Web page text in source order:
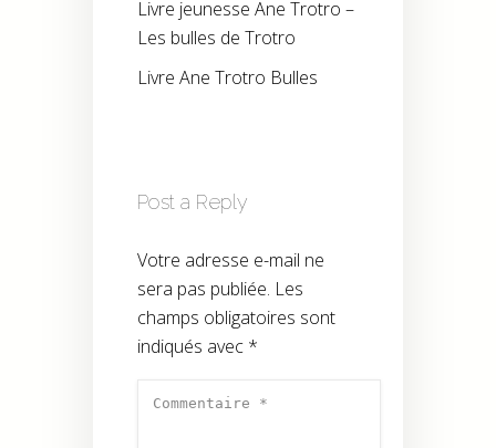
Livre jeunesse Ane Trotro –
Les bulles de Trotro
Livre Ane Trotro Bulles
Post a Reply
Votre adresse e-mail ne
sera pas publiée. Les
champs obligatoires sont
indiqués avec *